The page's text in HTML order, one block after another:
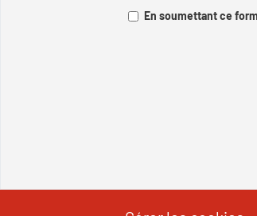
En soumettant ce